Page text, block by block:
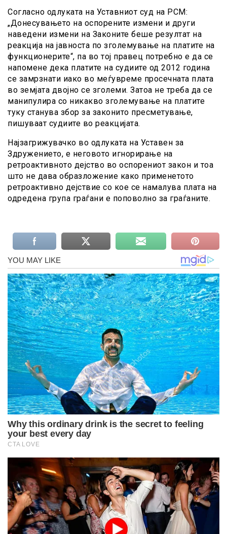
Согласно одлуката на Уставниот суд на РСМ:
„Донесувањето на оспорените измени и други
наведени измени на Законите беше резултат на
реакција на јавноста по зголемување на платите на
функционерите“, па во тој правец потребно е да се
напомене дека платите на судиите од 2012 година
се замрзнати иако во меѓувреме просечната плата
во земјата двојно се зголеми. Затоа не треба да се
манипулира со никакво зголемување на платите
туку станува збор за законитo пресметување,
пишуваат судиите во реакцијата.
Најзагрижувачко во одлуката на Уставен за
Здружението, е неговото игнорирање на
ретроактивното дејство во оспорениот закон и тоа
што не дава образложение како применетото
ретроактивно дејствие со кое се намалува плата на
одредена група граѓани е поповолно за граѓаните.